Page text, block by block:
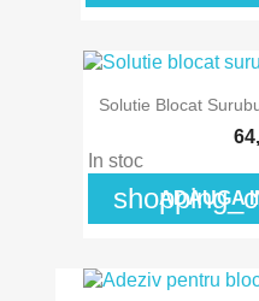
Solutie Blocat
In stoc
ADAUGA